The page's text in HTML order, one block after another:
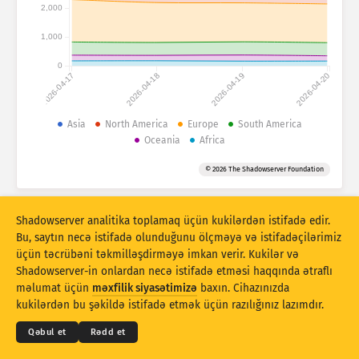
Hücum statistikası: Cihazlar
Yardım
Məlumat toplusu
Teq
Stacking Yığılıb Üst-üstə düşür
Nəticələri avtomatik olaraq yeniləyir
Yenilə Sıfırla
PNG kimi endirin
2026-04-17 2026-04-18 2026-04-19 2026-04-20
0
1,000
2,000
Asia North America Europe
South America
Oceania
Africa
© 2026 The Shadowserver Foundation
© 2026THE SHADOWSERVER FOUNDATION
Məxfilik və Şərtlər
Bizimlə əlaqə saxlayın
Kreditlər
Shadowserver analitika toplamaq üçün kukilərdən istifadə edir.
Bu, saytın necə istifadə olunduğunu ölçməyə və istifadəçilərimiz
üçün təcrübəni təkmilləşdirməyə imkan verir. Kukilər və
Shadowserver-in onlardan necə istifadə etməsi haqqında ətraflı
məlumat üçün məxfilik siyasətimizə baxın. Cihazınızda
kukilərdən bu şəkildə istifadə etmək üçün razılığınız lazımdır.
Qəbul et Rədd et